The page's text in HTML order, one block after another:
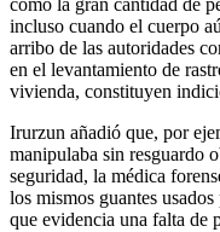
como la gran cantidad de
incluso cuando el cuerpo
arribo de las autoridades
en el levantamiento de
vivienda, constituyen
Irurzun añadió que, por
manipulaba sin resguardo
seguridad, la médica
los mismos guantes
que evidencia una falta de